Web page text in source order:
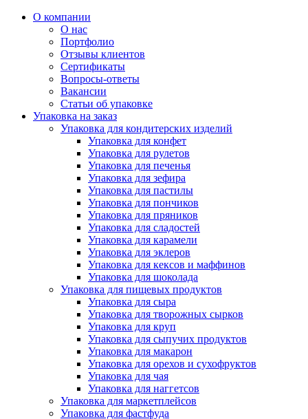
О компании
О нас
Портфолио
Отзывы клиентов
Сертификаты
Вопросы-ответы
Вакансии
Статьи об упаковке
Упаковка на заказ
Упаковка для кондитерских изделий
Упаковка для конфет
Упаковка для рулетов
Упаковка для печенья
Упаковка для зефира
Упаковка для пастилы
Упаковка для пончиков
Упаковка для пряников
Упаковка для сладостей
Упаковка для карамели
Упаковка для эклеров
Упаковка для кексов и маффинов
Упаковка для шоколада
Упаковка для пищевых продуктов
Упаковка для сыра
Упаковка для творожных сырков
Упаковка для круп
Упаковка для сыпучих продуктов
Упаковка для макарон
Упаковка для орехов и сухофруктов
Упаковка для чая
Упаковка для наггетсов
Упаковка для маркетплейсов
Упаковка для фастфуда